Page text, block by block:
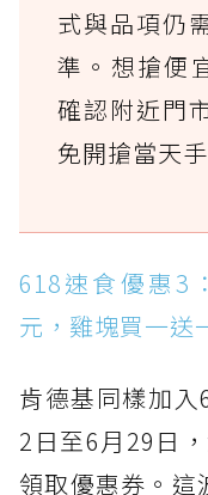
式與品項仍
準。想搶便
確認附近門
免開搶當天
618速食優惠3
元，雞塊買一送
肯德基同樣加
2日至6月29日
領取優惠券。這